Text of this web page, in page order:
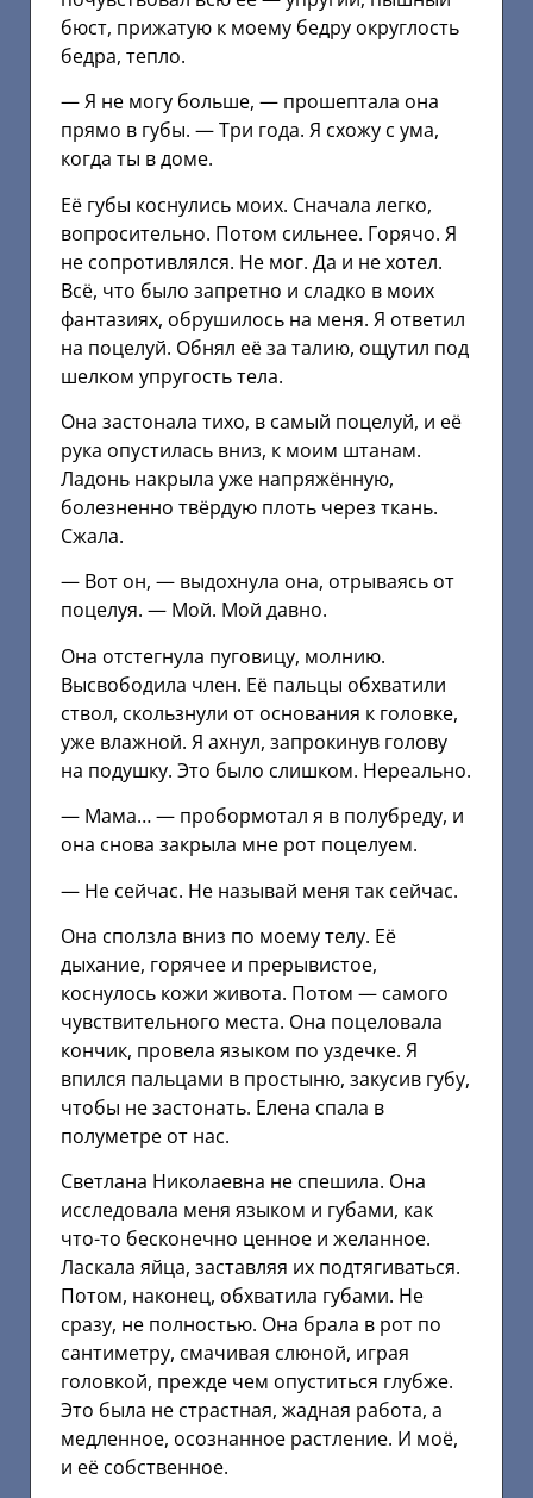
бюст, прижатую к моему бедру округлость
бедра, тепло.
— Я не могу больше, — прошептала она
прямо в губы. — Три года. Я схожу с ума,
когда ты в доме.
Её губы коснулись моих. Сначала легко,
вопросительно. Потом сильнее. Горячо. Я
не сопротивлялся. Не мог. Да и не хотел.
Всё, что было запретно и сладко в моих
фантазиях, обрушилось на меня. Я ответил
на поцелуй. Обнял её за талию, ощутил под
шелком упругость тела.
Она застонала тихо, в самый поцелуй, и её
рука опустилась вниз, к моим штанам.
Ладонь накрыла уже напряжённую,
болезненно твёрдую плоть через ткань.
Сжала.
— Вот он, — выдохнула она, отрываясь от
поцелуя. — Мой. Мой давно.
Она отстегнула пуговицу, молнию.
Высвободила член. Её пальцы обхватили
ствол, скользнули от основания к головке,
уже влажной. Я ахнул, запрокинув голову
на подушку. Это было слишком. Нереально.
— Мама… — пробормотал я в полубреду, и
она снова закрыла мне рот поцелуем.
— Не сейчас. Не называй меня так сейчас.
Она сползла вниз по моему телу. Её
дыхание, горячее и прерывистое,
коснулось кожи живота. Потом — самого
чувствительного места. Она поцеловала
кончик, провела языком по уздечке. Я
впился пальцами в простыню, закусив губу,
чтобы не застонать. Елена спала в
полуметре от нас.
Светлана Николаевна не спешила. Она
исследовала меня языком и губами, как
что-то бесконечно ценное и желанное.
Ласкала яйца, заставляя их подтягиваться.
Потом, наконец, обхватила губами. Не
сразу, не полностью. Она брала в рот по
сантиметру, смачивая слюной, играя
головкой, прежде чем опуститься глубже.
Это была не страстная, жадная работа, а
медленное, осознанное растление. И моё,
и её собственное.